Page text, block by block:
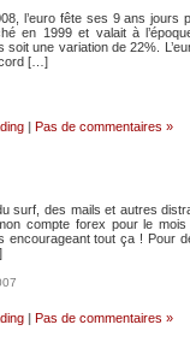
l’euro fête ses 9 ans
en 1999 et valait à
soit une variation de 22%.
[…]
| Pas de commentaires »
surf, des mails et autres
compte forex pour le
tout ça ! Pour
| Pas de commentaires »